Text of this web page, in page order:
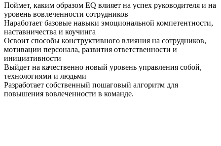
Поймет, каким образом EQ влияет на успех руководителя и на
уровень вовлеченности сотрудников
Наработает базовые навыки эмоциональной компетентности,
наставничества и коучинга
Освоит способы конструктивного влияния на сотрудников,
мотивации персонала, развития ответственности и
инициативности
Выйдет на качественно новый уровень управления собой,
технологиями и людьми
Разработает собственный пошаговый алгоритм для
повышения вовлеченности в команде.